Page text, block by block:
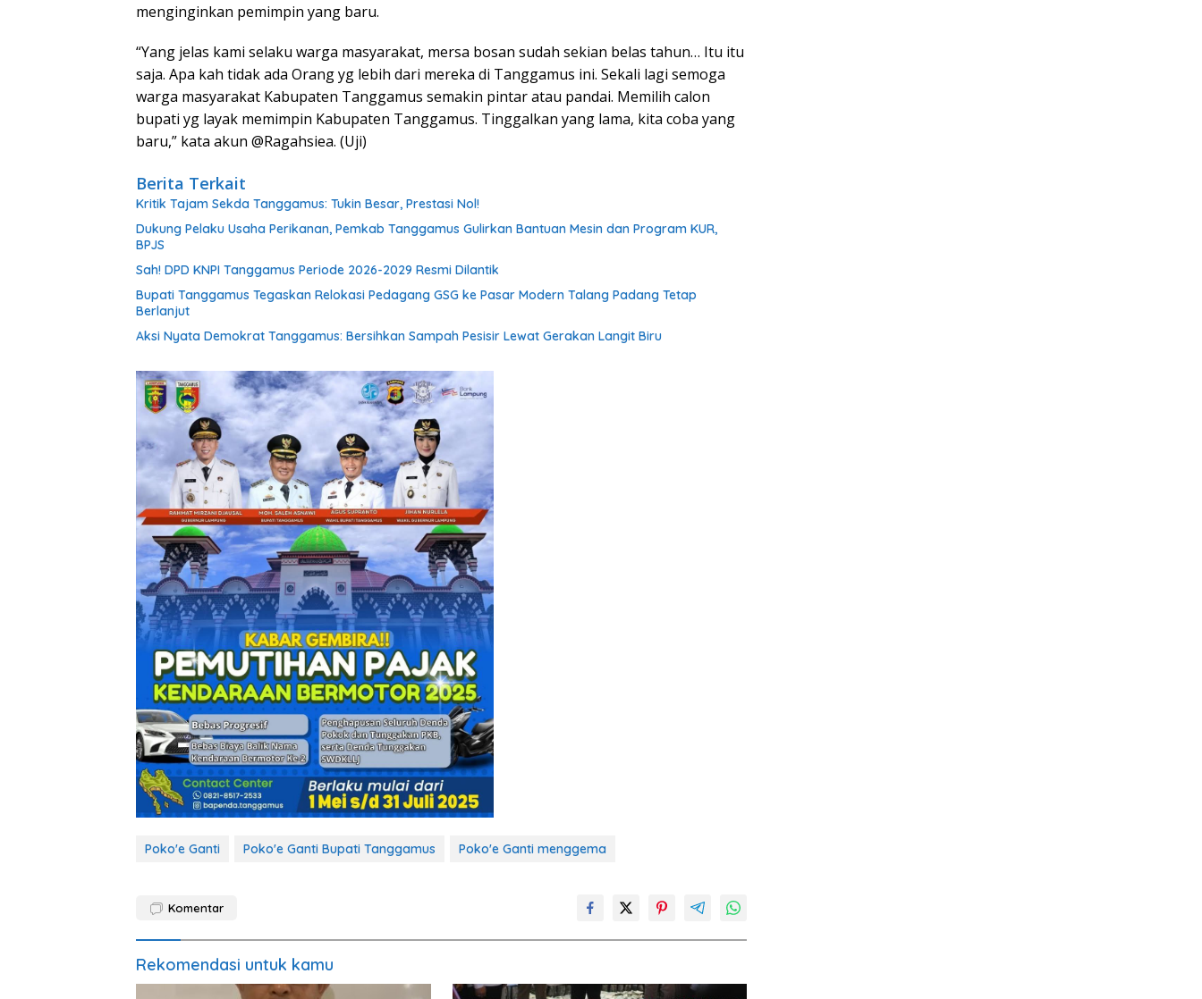
menginginkan pemimpin yang baru.
“Yang jelas kami selaku warga masyarakat, mersa bosan sudah sekian belas tahun… Itu itu
saja. Apa kah tidak ada Orang yg lebih dari mereka di Tanggamus ini. Sekali lagi semoga
warga masyarakat Kabupaten Tanggamus semakin pintar atau pandai. Memilih calon
bupati yg layak memimpin Kabupaten Tanggamus. Tinggalkan yang lama, kita coba yang
baru,” kata akun @Ragahsiea. (Uji)
Berita Terkait
Kritik Tajam Sekda Tanggamus: Tukin Besar, Prestasi Nol!
Dukung Pelaku Usaha Perikanan, Pemkab Tanggamus Gulirkan Bantuan Mesin dan Program KUR,
BPJS
Sah! DPD KNPI Tanggamus Periode 2026-2029 Resmi Dilantik
Bupati Tanggamus Tegaskan Relokasi Pedagang GSG ke Pasar Modern Talang Padang Tetap
Berlanjut
Aksi Nyata Demokrat Tanggamus: Bersihkan Sampah Pesisir Lewat Gerakan Langit Biru
Poko'e Ganti Poko'e Ganti Bupati Tanggamus Poko'e Ganti menggema
Komentar
Rekomendasi untuk kamu